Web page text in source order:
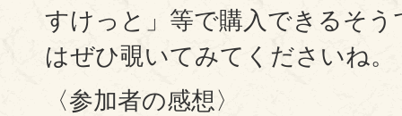
すけっと」等で購入できるそ
はぜひ覗いてみてくださいね。
〈参加者の感想〉